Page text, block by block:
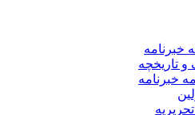
خبرنامه
و تاریخچه
خبرنامه